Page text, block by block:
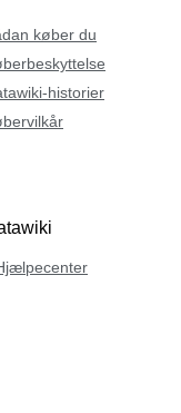
køber du
historier